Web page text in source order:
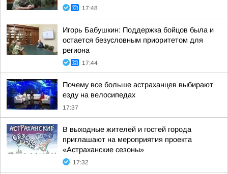
17:48
Игорь Бабушкин: Поддержка бойцов была и
остается безусловным приоритетом для
региона
17:44
Почему все больше астраханцев выбирают
езду на велосипедах
17:37
В выходные жителей и гостей города
приглашают на мероприятия проекта
«Астраханские сезоны»
17:32